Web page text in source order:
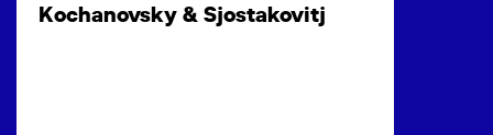
Kochanovsky & Sjostakovitj